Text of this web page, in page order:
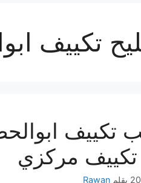
تكييف
مركزي
بقلم Rawan